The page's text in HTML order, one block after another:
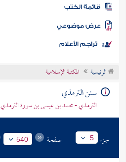
المكتبة
الكتب
موضوعي
تراجم الأعلام
الرئيسية المكتبة الإسلامية
سنن الترمذي
الترمذي - محمد بن عيسى بن سورة الترمذي
جزء 5 صفحة 540